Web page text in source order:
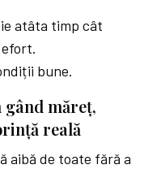
atâta timp cât
bune.
gând măreț,
reală
aibă de toate fără a